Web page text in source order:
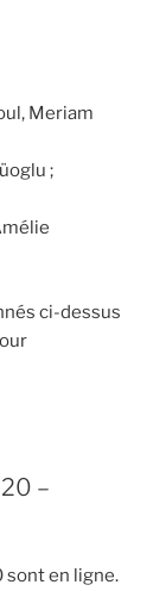
Meriam
;
ci-dessus
–
sont en ligne.